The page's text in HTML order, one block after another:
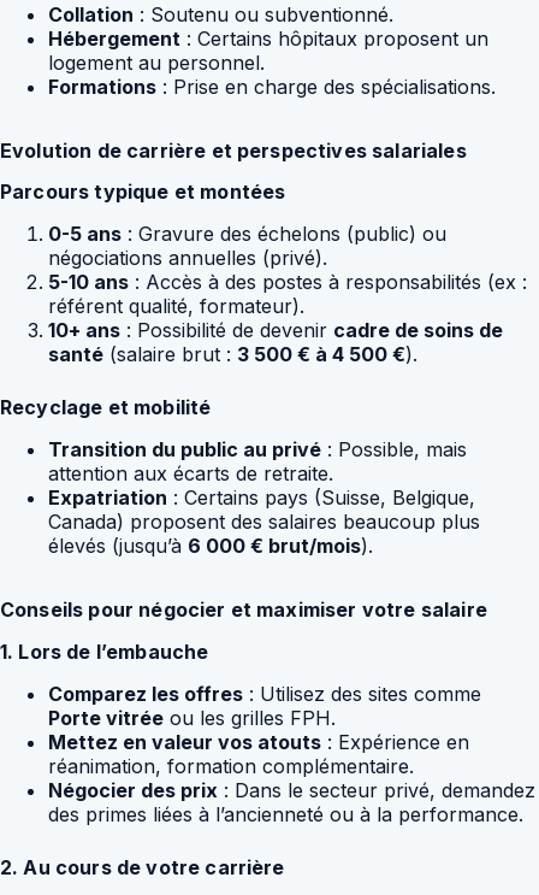
Collation : Soutenu ou subventionné.
Hébergement : Certains hôpitaux proposent un
logement au personnel.
Formations : Prise en charge des spécialisations.
Evolution de carrière et perspectives salariales
Parcours typique et montées
0-5 ans : Gravure des échelons (public) ou
négociations annuelles (privé).
5-10 ans : Accès à des postes à responsabilités (ex :
référent qualité, formateur).
10+ ans : Possibilité de devenir cadre de soins de
santé (salaire brut : 3 500 € à 4 500 €).
Recyclage et mobilité
Transition du public au privé : Possible, mais
attention aux écarts de retraite.
Expatriation : Certains pays (Suisse, Belgique,
Canada) proposent des salaires beaucoup plus
élevés (jusqu’à 6 000 € brut/mois).
Conseils pour négocier et maximiser votre salaire
1. Lors de l’embauche
Comparez les offres : Utilisez des sites comme
Porte vitrée ou les grilles FPH.
Mettez en valeur vos atouts : Expérience en
réanimation, formation complémentaire.
Négocier des prix : Dans le secteur privé, demandez
des primes liées à l’ancienneté ou à la performance.
2. Au cours de votre carrière